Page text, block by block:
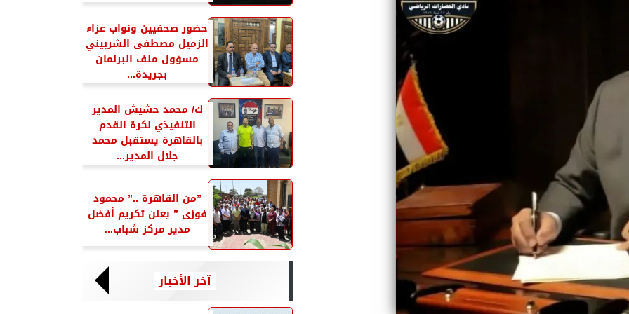
حضور صحفيين ونواب عزاء
الزميل مصطفى الشربيني
مسؤول ملف البرلمان
بجريدة...
ك/ محمد حشيش المدير
التنفيذي لكرة القدم
بالقاهرة يستقبل محمد
جلال المدير...
”من القاهرة ..” محمود
فوزى ” يعلن تكريم أفضل
مدير مركز شباب...
آخر الأخبار